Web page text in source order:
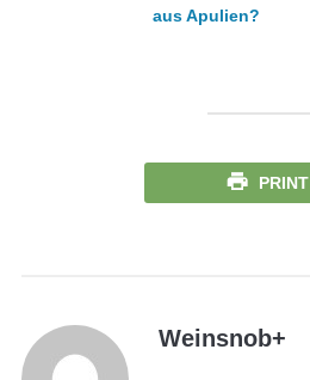
aus Apulien?
PRINT
Weinsnob+